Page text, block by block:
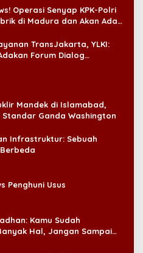
Operasi Senyap KPK-Polri
di Madura dan Akan Ada
TransJakarta, YLKI:
Forum Dialog
Mandek di Islamabad,
Standar Ganda Washington
Infrastruktur: Sebuah
Penghuni Usus
Kamu Sudah
Hal, Jangan Sampai